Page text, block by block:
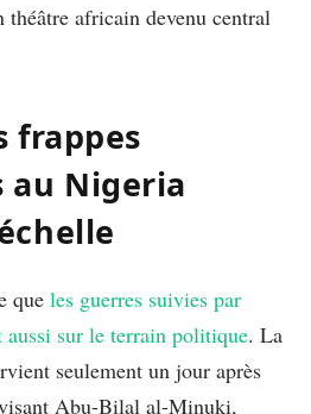
théâtre africain devenu central
frappes
au Nigeria
que les guerres suivies par
aussi sur le terrain politique. La
seulement un jour après
Abu-Bilal al-Minuki,